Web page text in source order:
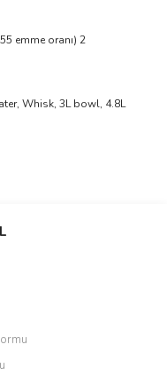
emme oranı) 2
Whisk, 3L bowl, 4.8L
yapın!